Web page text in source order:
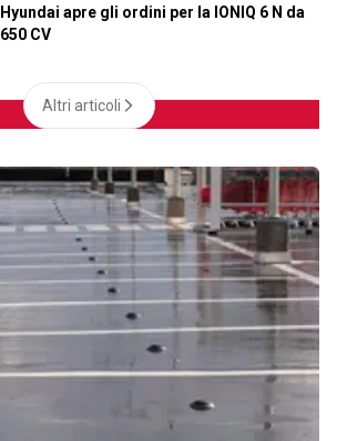
Hyundai apre gli ordini per la IONIQ 6 N da
650 CV
Altri articoli